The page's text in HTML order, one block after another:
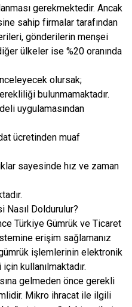
gerekmektedir. Ancak
sahip firmalar tarafından
gönderilerin menşei
ülkeler ise %20 oranında
inceleyecek olursak;
bulunmamaktadır.
uygulamasından
ücretinden muaf
sayesinde hız ve zaman
Nasıl Doldurulur?
Türkiye Gümrük ve Ticaret
erişim sağlamanız
işlemlerinin elektronik
kullanılmaktadır.
gelmeden önce gerekli
Mikro ihracat ile ilgili